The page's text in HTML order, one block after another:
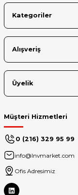
Kategoriler
Alışveriş
Üyelik
Müşteri Hizmetleri
0 (216) 329 95 99
info@lnvmarket.com
Ofis Adresimiz